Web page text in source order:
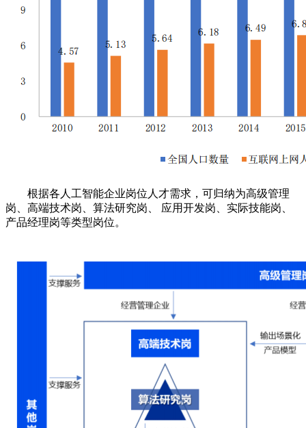
根据各人工智能企业岗位人才需求，可归纳为高级管理
岗、高端技术岗、算法研究岗、 应用开发岗、实际技能岗、
产品经理岗等类型岗位。